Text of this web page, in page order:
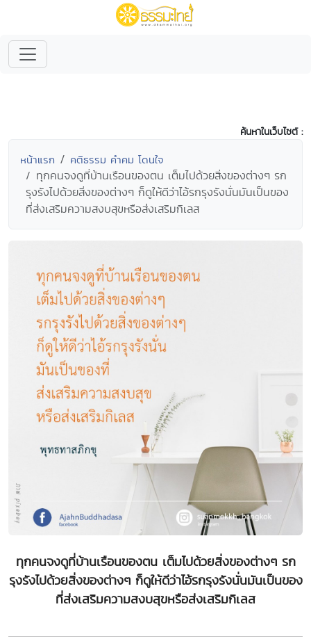
ค้นหาในเว็บไซต์ :
หน้าแรก คติธรรม คำคม โดนใจ
ทุกคนจงดูที่บ้านเรือนของตน เต็มไปด้วยสิ่งของต่างๆ รก
รุงรังไปด้วยสิ่งของต่างๆ ก็ดูให้ดีว่าไอ้รกรุงรังนั่นมันเป็นของ
ที่ส่งเสริมความสงบสุขหรือส่งเสริมกิเลส
ทุกคนจงดูที่บ้านเรือนของตน เต็มไปด้วยสิ่งของต่างๆ รก
รุงรังไปด้วยสิ่งของต่างๆ ก็ดูให้ดีว่าไอ้รกรุงรังนั่นมันเป็นของ
ที่ส่งเสริมความสงบสุขหรือส่งเสริมกิเลส